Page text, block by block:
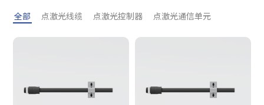
全部 点激光线缆 点激光控制器 点激光通信单元